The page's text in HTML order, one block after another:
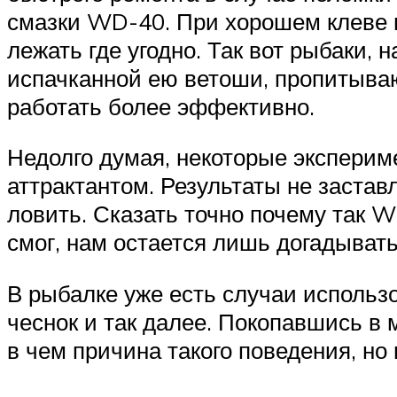
смазки WD-40. При хорошем клеве
лежать где угодно. Так вот
испачканной ею ветоши,
работать более эффективно.
Недолго думая, некоторые
аттрактантом. Результаты не
ловить. Сказать точно почему так
смог, нам остается лишь
В рыбалке уже есть случаи
чеснок и так далее. Покопавшись в
в чем причина такого поведения,